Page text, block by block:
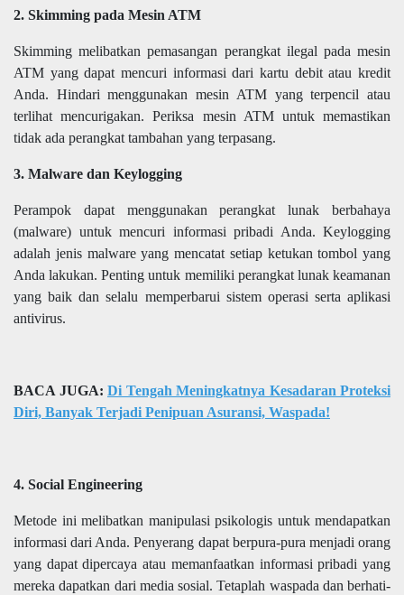
2. Skimming pada Mesin ATM
Skimming melibatkan pemasangan perangkat ilegal pada mesin
ATM yang dapat mencuri informasi dari kartu debit atau kredit
Anda. Hindari menggunakan mesin ATM yang terpencil atau
terlihat mencurigakan. Periksa mesin ATM untuk memastikan
tidak ada perangkat tambahan yang terpasang.
3. Malware dan Keylogging
Perampok dapat menggunakan perangkat lunak berbahaya
(malware) untuk mencuri informasi pribadi Anda. Keylogging
adalah jenis malware yang mencatat setiap ketukan tombol yang
Anda lakukan. Penting untuk memiliki perangkat lunak keamanan
yang baik dan selalu memperbarui sistem operasi serta aplikasi
antivirus.
BACA JUGA: Di Tengah Meningkatnya Kesadaran Proteksi
Diri, Banyak Terjadi Penipuan Asuransi, Waspada!
4. Social Engineering
Metode ini melibatkan manipulasi psikologis untuk mendapatkan
informasi dari Anda. Penyerang dapat berpura-pura menjadi orang
yang dapat dipercaya atau memanfaatkan informasi pribadi yang
mereka dapatkan dari media sosial. Tetaplah waspada dan berhati-